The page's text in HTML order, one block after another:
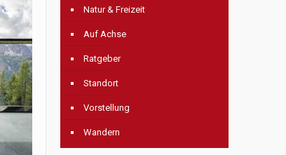
Natur & Freizeit
Auf Achse
Ratgeber
Standort
Vorstellung
Wandern